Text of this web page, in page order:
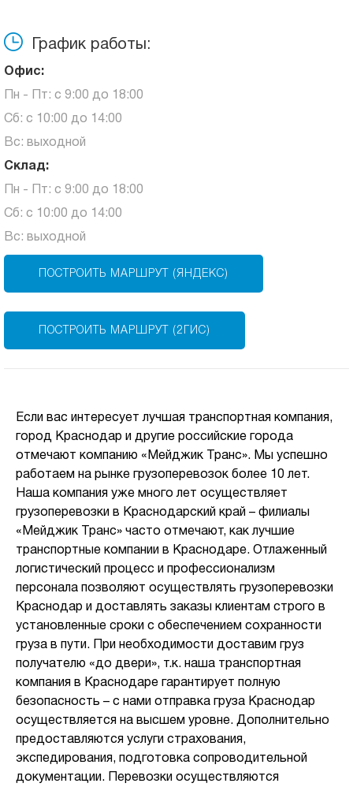
График работы:
Офис:
Пн - Пт: с 9:00 до 18:00
Сб: с 10:00 до 14:00
Вс: выходной
Склад:
Пн - Пт: с 9:00 до 18:00
Сб: с 10:00 до 14:00
Вс: выходной
ПОСТРОИТЬ МАРШРУТ (ЯНДЕКС)
ПОСТРОИТЬ МАРШРУТ (2ГИС)
Если вас интересует лучшая транспортная компания,
город Краснодар и другие российские города
отмечают компанию «Мейджик Транс». Мы успешно
работаем на рынке грузоперевозок более 10 лет.
Наша компания уже много лет осуществляет
грузоперевозки в Краснодарский край – филиалы
«Мейджик Транс» часто отмечают, как лучшие
транспортные компании в Краснодаре. Отлаженный
логистический процесс и профессионализм
персонала позволяют осуществлять грузоперевозки
Краснодар и доставлять заказы клиентам строго в
установленные сроки с обеспечением сохранности
груза в пути. При необходимости доставим груз
получателю «до двери», т.к. наша транспортная
компания в Краснодаре гарантирует полную
безопасность – с нами отправка груза Краснодар
осуществляется на высшем уровне. Дополнительно
предоставляются услуги страхования,
экспедирования, подготовка сопроводительной
документации. Перевозки осуществляются